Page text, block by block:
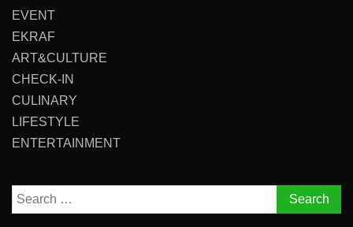
EVENT
EKRAF
ART&CULTURE
CHECK-IN
CULINARY
LIFESTYLE
ENTERTAINMENT
Search
for: